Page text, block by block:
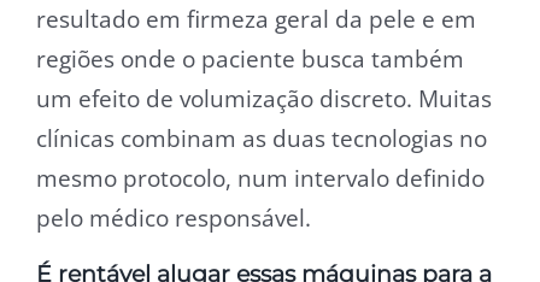
resultado em firmeza geral da pele e em
regiões onde o paciente busca também
um efeito de volumização discreto. Muitas
clínicas combinam as duas tecnologias no
mesmo protocolo, num intervalo definido
pelo médico responsável.
É rentável alugar essas máquinas para a